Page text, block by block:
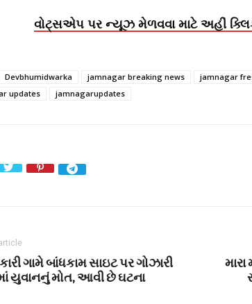
વોટ્સએપ પર ન્યૂઝ મેળવવા માટે અહીં
Devbhumidwarka jamnagar breaking news jamnagar
updates
jamnagarupdates
ગામે બાંધકામ સાઇટ પર ગોઝારી
યુવાનનું મોત, આવી છે ઘટના